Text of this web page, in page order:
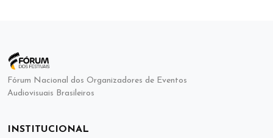
Fórum Nacional dos Organizadores de Eventos
Audiovisuais Brasileiros
INSTITUCIONAL